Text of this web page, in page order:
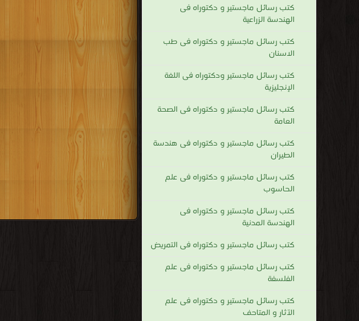
كتب رسائل ماجستير و دكتوراه فى
الهندسة الزراعية
كتب رسائل ماجستير و دكتوراه فى طب
الاسنان
كتب رسائل ماجستير ودكتوراه فى اللغة
الإنجليزية
كتب رسائل ماجستير و دكتوراه فى الصحة
العامة
كتب رسائل ماجستير و دكتوراه فى هندسة
الطيران
كتب رسائل ماجستير و دكتوراه فى علم
الحاسوب
كتب رسائل ماجستير و دكتوراه فى
الهندسة المدنية
كتب رسائل ماجستير و دكتوراه فى التمريض
كتب رسائل ماجستير و دكتوراه فى علم
الفلسفة
كتب رسائل ماجستير و دكتوراه فى علم
الآثار و المتاحف